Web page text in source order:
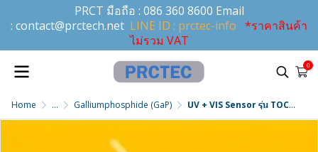
PRCT มือถือ : 086 360 8600 Email
: contact@prctech.net LINE ID : prctec-info *ราคาสินค้า
ไม่รวม VAT
0
Home ... Galliumphosphide (GaP) UV + VIS Sensor รุ่น TOCON_GAP4